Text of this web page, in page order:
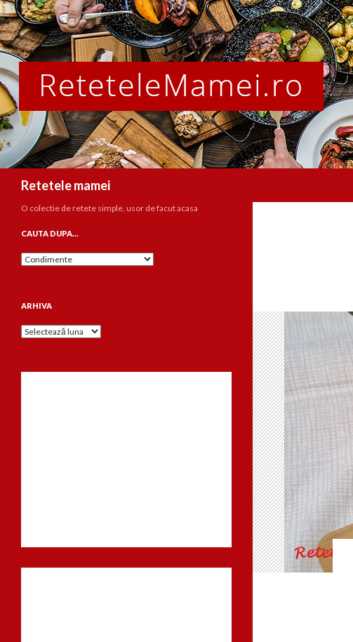
Retetele mamei
O colectie de retete simple, usor de facut acasa
CAUTA DUPA…
Cauta
ARHIVA
Arhiva